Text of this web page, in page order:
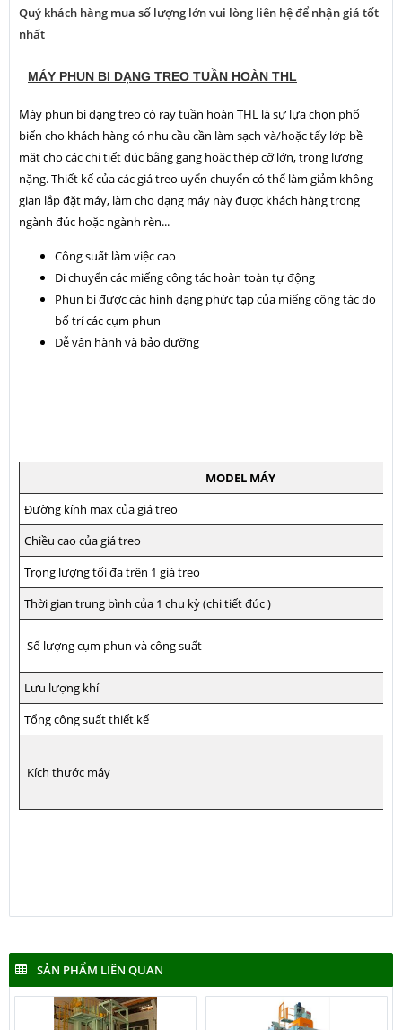
Quý khách hàng mua số lượng lớn vui lòng liên hệ để nhận giá tốt
nhất
MÁY PHUN BI DẠNG TREO TUẦN HOÀN THL
Máy phun bi dạng treo có ray tuần hoàn THL là sự lựa chọn phổ
biến cho khách hàng có nhu cầu cần làm sạch và/hoặc tẩy lớp bề
mặt cho các chi tiết đúc bằng gang hoặc thép cỡ lớn, trọng lượng
nặng. Thiết kế của các giá treo uyển chuyển có thể làm giảm không
gian lắp đặt máy, làm cho dạng máy này được khách hàng trong
ngành đúc hoặc ngành rèn...
Công suất làm việc cao
Di chuyển các miếng công tác hoàn toàn tự động
Phun bi được các hình dạng phức tạp của miếng công tác do
bố trí các cụm phun
Dễ vận hành và bảo dưỡng
MODEL MÁY
Đường kính max của giá treo
Chiều cao của giá treo
Trọng lượng tối đa trên 1 giá treo
Thời gian trung bình của 1 chu kỳ (chi tiết đúc )
Số lượng cụm phun và công suất
Lưu lượng khí
Tổng công suất thiết kế
Kích thước máy
SẢN PHẨM LIÊN QUAN